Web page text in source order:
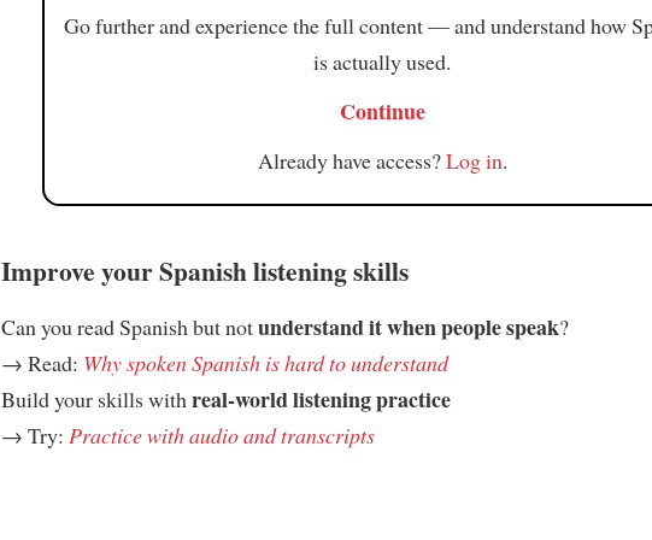
Go further and experience the full content — and understand how
is actually used.
Continue
Already have access?Log in.
Improve your Spanish listening skills
Can you read Spanish but notunderstand it when people speak?
→ Read: Why spoken Spanish is hard to understand
Build your skills withreal-world listening practice
→ Try: Practice with audio and transcripts